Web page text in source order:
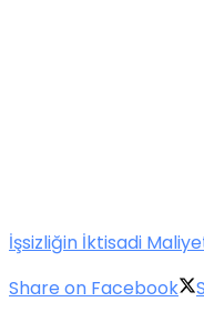
İşsizliğin İktisadi
Share on Facebook